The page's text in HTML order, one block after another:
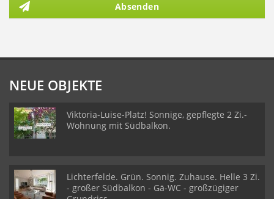
Absenden
NEUE OBJEKTE
Viktoria-Luise-Platz! Sonnige, gepflegte 2 Zi.-
Wohnung mit Südbalkon.
Lichterfelde. Grün. Sonnig. Zuhause. Helle 3 Zi.
- großer Südbalkon - Gä-WC - großzügiger